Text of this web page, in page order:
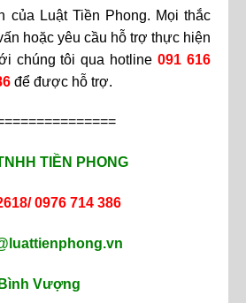
của Luật Tiền Phong. Mọi thắc
hoặc yêu cầu hỗ trợ thực hiện
chúng tôi qua hotline091 616
để được hỗ trợ.
TIỀN PHONG
0976 714 386
Vượng